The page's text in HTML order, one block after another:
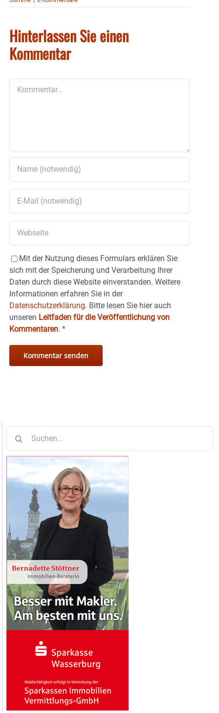
Hinterlassen Sie einen
Kommentar
Mit der Nutzung dieses Formulars erklären Sie
sich mit der Speicherung und Verarbeitung Ihrer
Daten durch diese Website einverstanden. Weitere
Informationen erfahren Sie in der
Datenschutzerklärung. Bitte lesen Sie hier auch
unseren Leitfaden für die Veröffentlichung von
Kommentaren. *
nach: